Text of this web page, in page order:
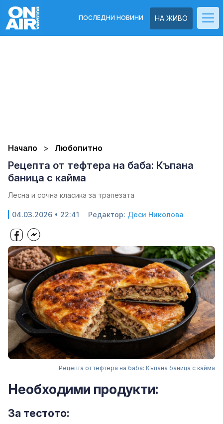
НА ЖИВО
ПОСЛЕДНИ НОВИНИ
Начало Любопитно
Рецепта от тефтера на баба: Къпана
баница с кайма
Лесна и сочна класика за трапезата
04.03.2026 • 22:41 Редактор: Деси Николова
Рецепта от тефтера на баба: Къпана баница с кайма
Необходими продукти:
За тестото: